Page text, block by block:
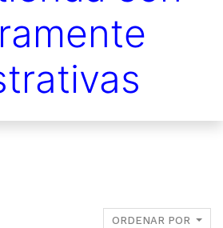
ORDENAR POR